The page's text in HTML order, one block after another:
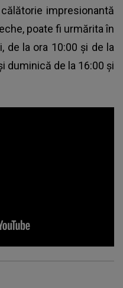
călătorie impresionantă
poate fi urmărita în
de la ora 10:00 și de la
duminică de la 16:00 și